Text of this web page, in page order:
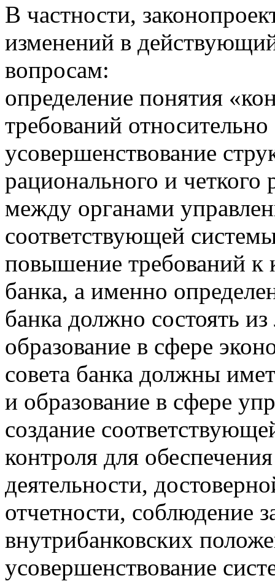
В частности,
изменений в
вопросам:
определение понятия
требований
усовершенствование
рационального и
между органами
соответствующей
повышение требований к
банка, а именно
банка должно состоять
образование в сфере
совета банка должны
и образование в сфере
создание
контроля для
деятельности,
отчетности, соблюдение
внутрибанковских
усовершенствование